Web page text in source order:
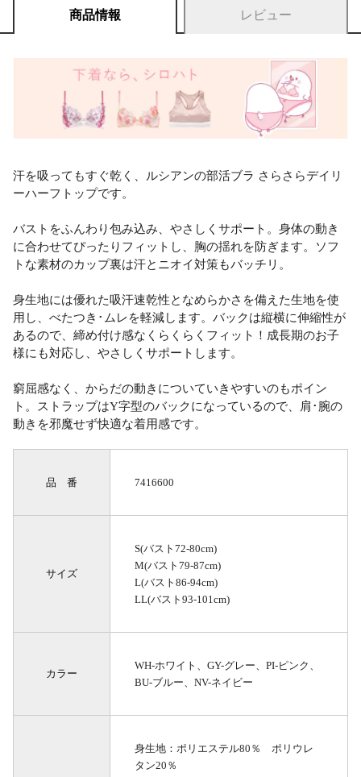
商品情報 レビュー
汗を吸ってもすぐ乾く、ルシアンの部活ブラ さらさらデイリ
ーハーフトップです。
バストをふんわり包み込み、やさしくサポート。身体の動き
に合わせてぴったりフィットし、胸の揺れを防ぎます。ソフ
トな素材のカップ裏は汗とニオイ対策もバッチリ。
身生地には優れた吸汗速乾性となめらかさを備えた生地を使
用し、べたつき･ムレを軽減します。バックは縦横に伸縮性が
あるので、締め付け感なくらくらくフィット！成長期のお子
様にも対応し、やさしくサポートします。
窮屈感なく、からだの動きについていきやすいのもポイン
ト。ストラップはY字型のバックになっているので、肩･腕の
動きを邪魔せず快適な着用感です。
品 番 7416600
サイズ
S(バスト72-80cm)
M(バスト79-87cm)
L(バスト86-94cm)
LL(バスト93-101cm)
カラー
WH-ホワイト、GY-グレー、PI-ピンク、
BU-ブルー、NV-ネイビー
身生地：ポリエステル80％ ポリウレ
タン20％